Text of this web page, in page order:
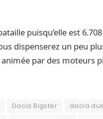
puisqu’elle est
dispenserez un peu
par des moteurs
Dacia Bigster
dacia